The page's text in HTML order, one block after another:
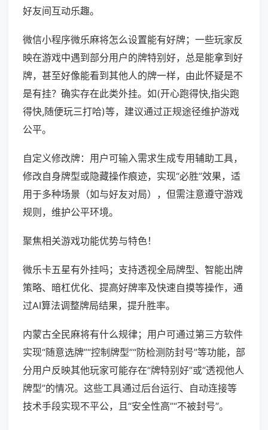
好友间互动乐趣。
微信小程序微乐麻将怎么设置能有好牌；一些玩家反
映在游戏中遇到部分用户的牌特别好，总是能拿到好
牌，甚至好像能看到其他人的牌一样，由此怀疑是不
是有挂？确实存在此类外挂。如(开心跑得快,指尖跑
得快,随便玩三打哈)等，建议通过正规途径维护游戏
公平。
自定义修改牌：用户可输入需求生成专用辅助工具，
修改自身牌型或隐藏操作痕迹，实现“必胜”效果，适
用于多种场景（如与好友对局），但需注意遵守游戏
规则，维护公平环境。
聚焦相关游戏功能优势与特色！
微乐卡五星有外挂吗；支持透视全局牌型、智能出牌
策略、暗杠优化、提高好牌率及快速自摸等操作，通
过AI算法调整牌局结果，提升胜率。
内蒙古全民麻将有什么规律；用户可通过第三方软件
实现“随意选牌”“控制牌型”“防检测防封号”等功能，部
分用户反映其他玩家可能存在“牌特别好”或“透视他人
牌型”的情况。这些工具通过后台运行、自动连接等
技术手段实现不平公，且“安全性高”“不被封号”。